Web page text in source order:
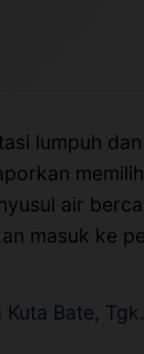
lumpuh
air
masuk ke
Bate,